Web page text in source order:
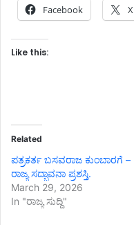
Facebook X
Like this:
Related
ಪತ್ರಕರ್ತ ಬಸವರಾಜ ಕುಂಬಾರಗೆ –
ರಾಜ್ಯ ಸದ್ಭಾವನಾ ಪ್ರಶಸ್ತಿ.
March 29, 2026
In "ರಾಜ್ಯ ಸುದ್ದಿ"